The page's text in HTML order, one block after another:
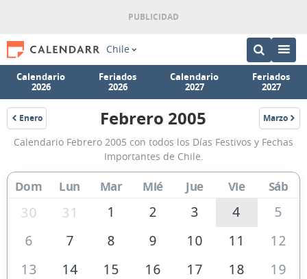
Chile
Calendario
2026
Feriados
2026
Calendario
2027
Feriados
2027
Enero
2005
Calendario
Febrero
2005
de
Chile
Febrero 2005 Marzo
2005
Calendario Febrero 2005 con todos los Días Festivos y Fechas
Importantes de Chile.
Dom Lun Mar Mié Jue Vie Sáb
30 31 1 2 3 4
5
6
7 8 9 10 11
12
13
14 15 16 17 18
19